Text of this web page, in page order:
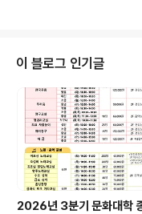
21회 정월대보름 민속축제에 많
며, 아울러 양천문화원은 안전
꼼꼼히 준비하도록 하겠습니
3년 2월 4일 토요일 오후 3시
둔치 야구장 (신정교 아래) / (
788) ■ 행사 내용 : 민속 ..
이 블로그 인기글
2026년 3분기 문화대학